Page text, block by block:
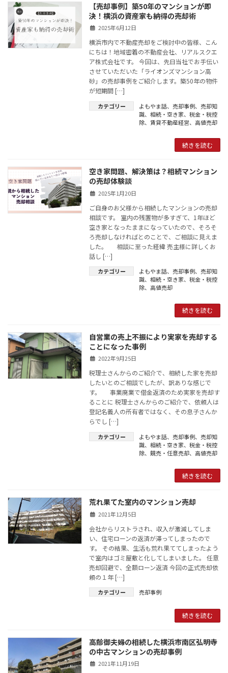
【売却事例】築50年のマンションが即
決！横浜の資産家も納得の売却術
2025年6月12日
横浜市内で不動産売却をご検討中の皆様、こん
にちは！地域密着の不動産会社、リアルスクエ
ア株式会社です。 今回は、先日当社でお手伝い
させていただいた「ライオンズマンション高
砂」の売却事例をご紹介します。築50年の物件
が短期間 […]
カテゴリー よもやま話、 売却事例、 売却知
識、相続・空き家、税金・税控
除、賃貸不動産経営、高値売却
続きを読む
空き家問題、解決策は？相続マンション
の売却体験談
2025年1月20日
ご自身のお父様から相続したマンションの売却
相談です。 室内の残置物が多すぎて、1年ほど
空き家となったままになっていたので、そろそ
ろ売却しなければとのことで、ご相談に見えま
した。 相談に至った経緯 売主様に詳しくお
話し […]
カテゴリー よもやま話、 売却事例、 売却知
識、相続・空き家、税金・税控
除、高値売却
続きを読む
自営業の売上不振により実家を売却する
ことになった事例
2022年9月25日
税理士さんからのご紹介で、相続した家を売却
したいとのご相談でしたが、訳ありな感じで
す。 事業廃業で借金返済のため実家を売却す
ることに 税理士さんからのご紹介で、依頼人は
登記名義人の所有者ではなく、その息子さんか
らでし […]
カテゴリー よもやま話、 売却事例、 売却知
識、相続・空き家、税金・税控
除、競売・任意売却、高値売却
続きを読む
荒れ果てた室内のマンション売却
2021年12月5日
会社からリストラされ、収入が激減してしま
い、住宅ローンの返済が滞ってしまったので
す。 その結果、生活も荒れ果ててしまったよう
で室内はゴミ屋敷と化してしまいました。 任意
売却回避で、全額ローン返済 今回の正式売却依
頼の１年 […]
カテゴリー 売却事例
続きを読む
高齢御夫婦の相続した横浜市南区弘明寺
の中古マンションの売却事例
2021年11月19日